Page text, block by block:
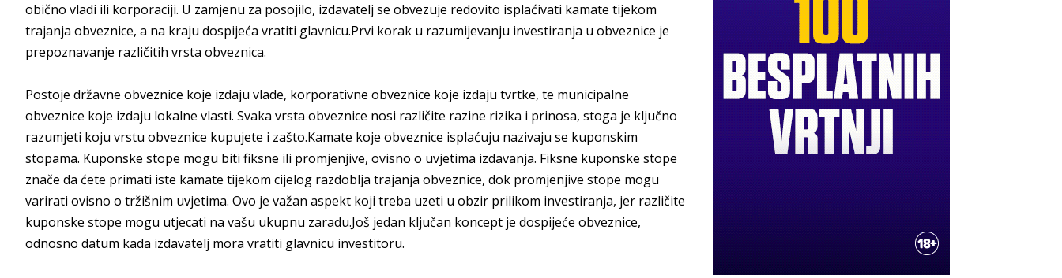
obično vladi ili korporaciji. U zamjenu za posojilo, izdavatelj se obvezuje redovito isplaćivati kamate tijekom
trajanja obveznice, a na kraju dospijeća vratiti glavnicu.Prvi korak u razumijevanju investiranja u obveznice je
prepoznavanje različitih vrsta obveznica.
Postoje državne obveznice koje izdaju vlade, korporativne obveznice koje izdaju tvrtke, te municipalne
obveznice koje izdaju lokalne vlasti. Svaka vrsta obveznice nosi različite razine rizika i prinosa, stoga je ključno
razumjeti koju vrstu obveznice kupujete i zašto.Kamate koje obveznice isplaćuju nazivaju se kuponskim
stopama. Kuponske stope mogu biti fiksne ili promjenjive, ovisno o uvjetima izdavanja. Fiksne kuponske stope
znače da ćete primati iste kamate tijekom cijelog razdoblja trajanja obveznice, dok promjenjive stope mogu
varirati ovisno o tržišnim uvjetima. Ovo je važan aspekt koji treba uzeti u obzir prilikom investiranja, jer različite
kuponske stope mogu utjecati na vašu ukupnu zaradu.Još jedan ključan koncept je dospijeće obveznice,
odnosno datum kada izdavatelj mora vratiti glavnicu investitoru.